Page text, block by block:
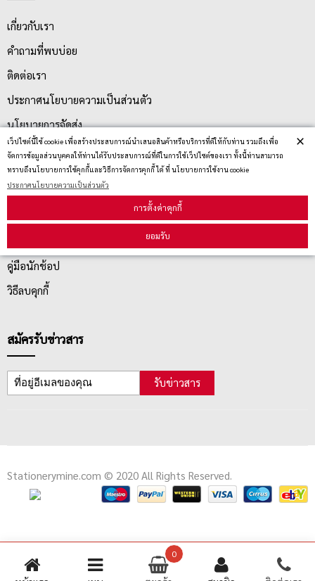
0
เว็ปไซต์นี้ใช้ cookie เพื่อสร้างประสบการณ์นำเสนอสินค้าหรือบริการที่ดีให้กับท่าน รวมถึงเพื่อ
จัดการข้อมูลส่วนบุคคลให้ท่านได้รับประสบการณ์ที่ดีในการใช้เว็ปไซต์ของเรา ทั้งนี้ท่านสามารถ
ทราบถึงนโยบายการใช้คุกกี้และวิธีการจัดการคุกกี้ ได้ ที่ นโยบายการใช้งาน cookie
ประกาศนโยบายความเป็นส่วนตัว
การตั้งค่าคุกกี้
ยอมรับ
×
เกี่ยวกับเรา
คำถามที่พบบ่อย
ติดต่อเรา
ประกาศนโยบายความเป็นส่วนตัว
นโยบายการจัดส่ง
นโยบายการเปลี่ยน/คืน สินค้า
บริการลูกค้า
คู่มือนักช้อป
วิธีลบคุกกี้
สมัครรับข่าวสาร
รับข่าวสาร
Stationerymine.com © 2020 All Rights Reserved.